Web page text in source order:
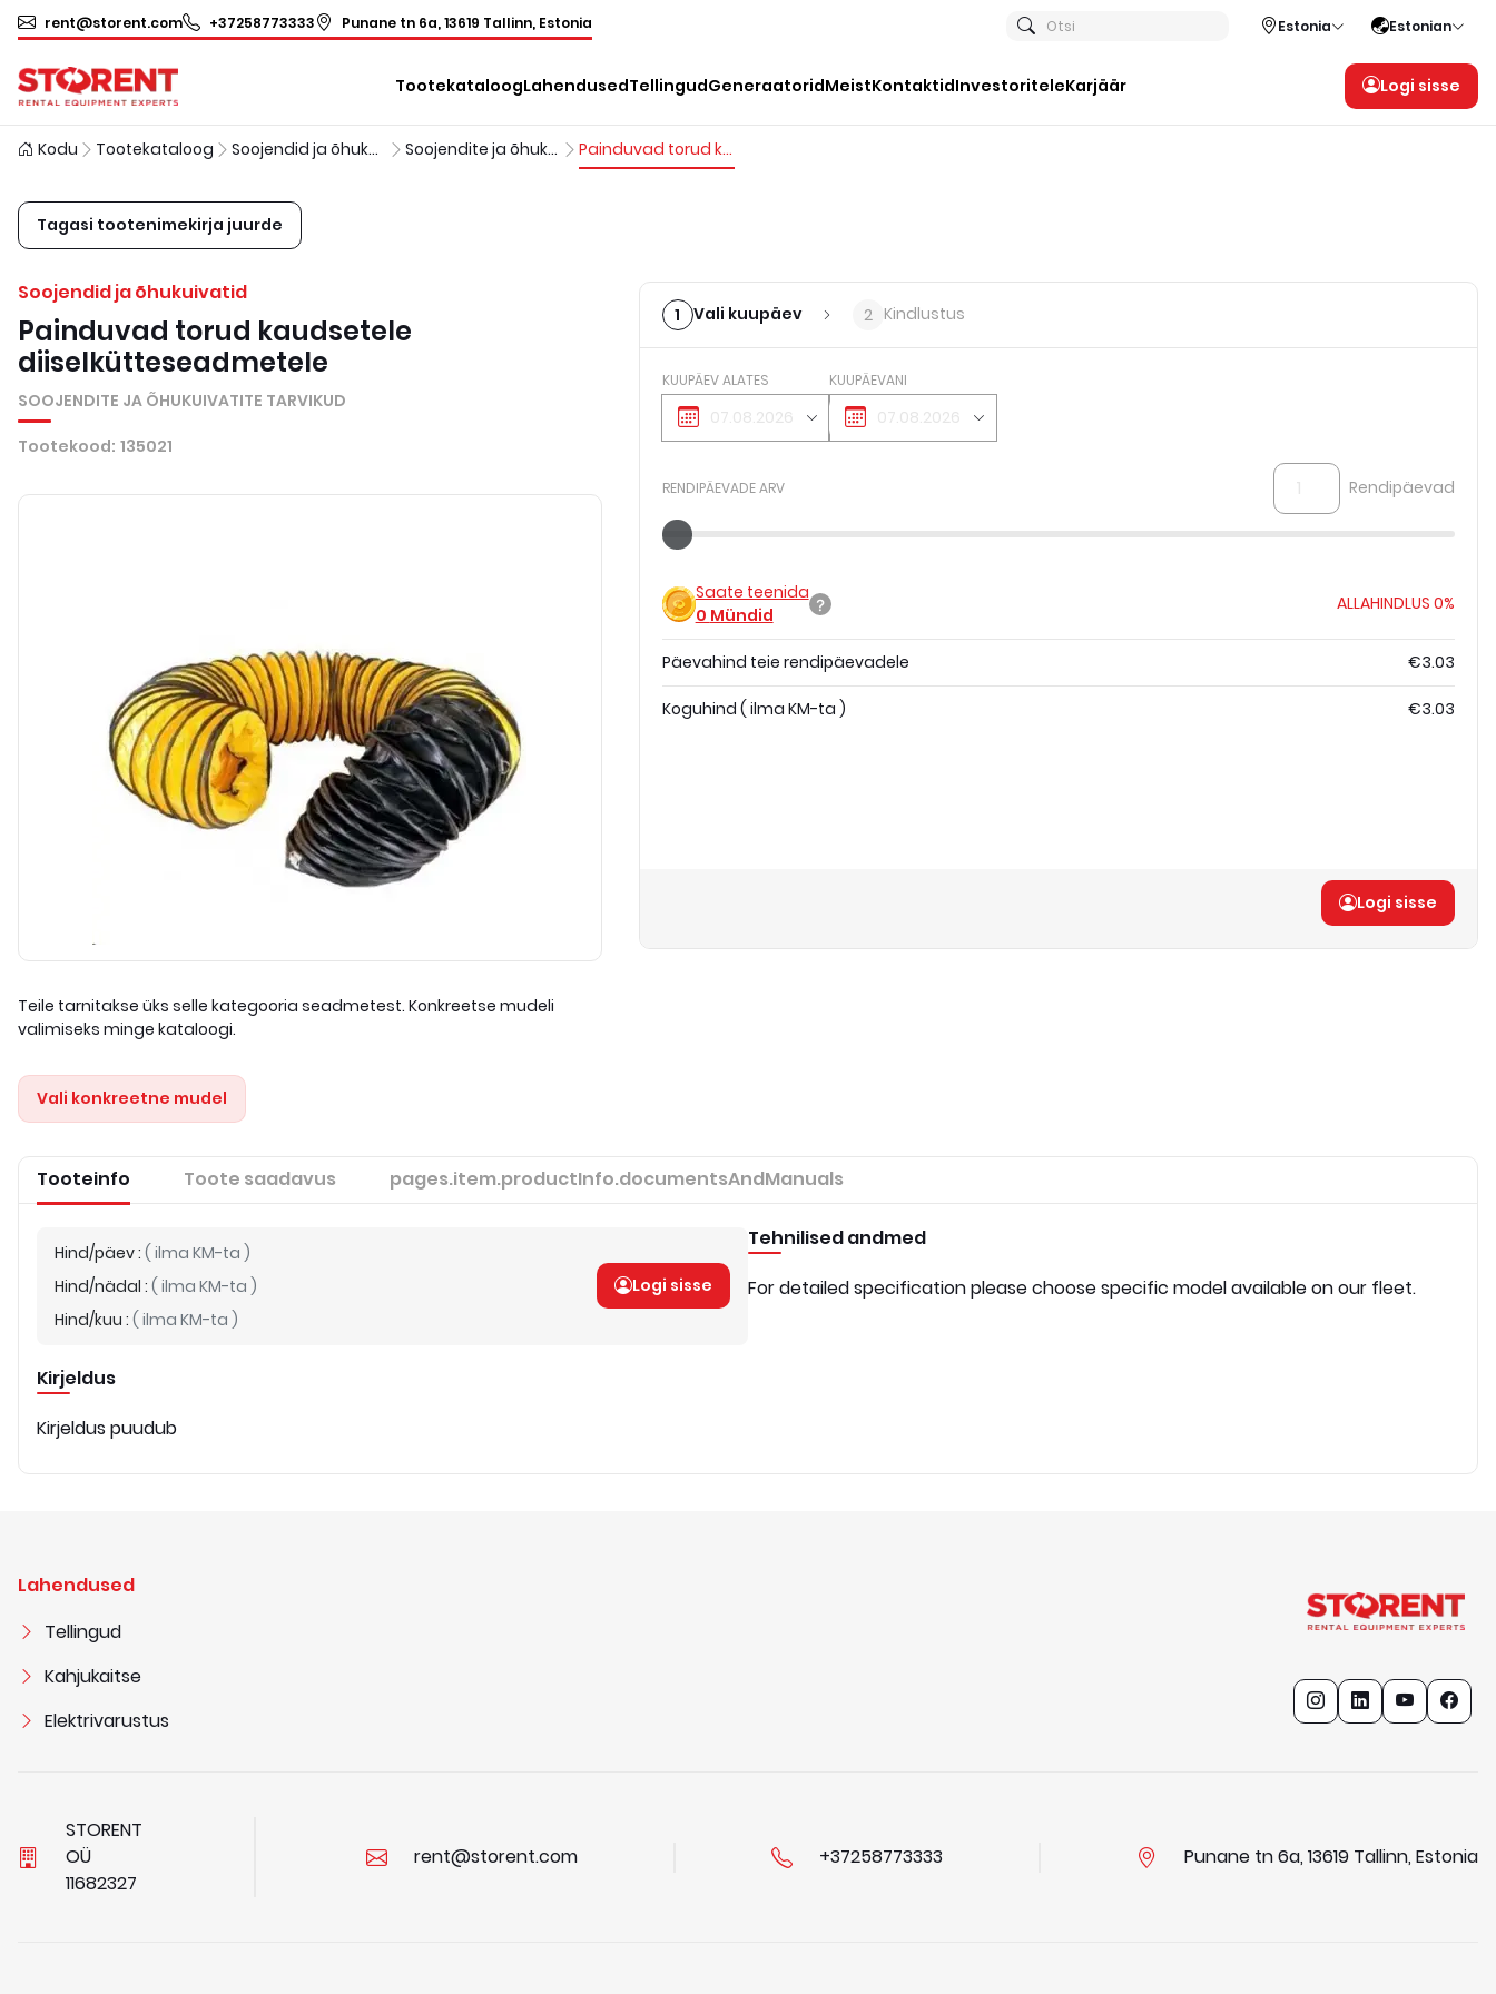
rent@storent.com +37258773333 Punane tn 6a, 13619 Tallinn, Estonia Otsi Estonia Estonian
TootekataloogLahendusedTellingudGeneraatoridMeistKontaktidInvestoriteleKarjäär Logi sisse
Kodu Tootekataloog Soojendid ja õhukuivatid Soojendite ja õhukuivatite tarvikud Painduvad torud kaudsetele diiselkütteseadmetele
Tagasi tootenimekirja juurde
Soojendid ja õhukuivatid
Painduvad torud kaudsetele
diiselkütteseadmetele
SOOJENDITE JA ÕHUKUIVATITE TARVIKUD
Tootekood: 135021
Teile tarnitakse üks selle kategooria seadmetest. Konkreetse mudeli
valimiseks minge kataloogi.
Vali konkreetne mudel
1 Vali kuupäev 2 Kindlustus
KUUPÄEV ALATES KUUPÄEVANI
RENDIPÄEVADE ARV Rendipäevad
Saate teenida
0 Mündid
ALLAHINDLUS 0%
Päevahind teie rendipäevadele €3.03
Koguhind ( ilma KM-ta ) €3.03
Logi sisse
Tooteinfo Toote saadavus pages.item.productInfo.documentsAndManuals
Hind/päev: ( ilma KM-ta )
Hind/nädal : ( ilma KM-ta )
Hind/kuu : ( ilma KM-ta )
Logi sisse
Kirjeldus
Kirjeldus puudub
Tehnilised andmed
For detailed specification please choose specific model available on our fleet.
Lahendused
Tellingud
Kahjukaitse
Elektrivarustus
STORENT
OÜ
11682327
rent@storent.com +37258773333 Punane tn 6a, 13619 Tallinn, Estonia